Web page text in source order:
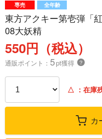
専売 全年齢
東方アクキー第壱弾「
08大妖精
550円（税込）
通販ポイント： 5pt獲得 ？
△ ：在庫
カ